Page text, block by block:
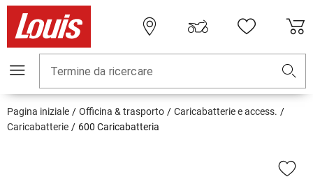
Termine da ricercare
Pagina iniziale Officina & trasporto
Caricabatterie e access.
Caricabatterie
600 Caricabatteria